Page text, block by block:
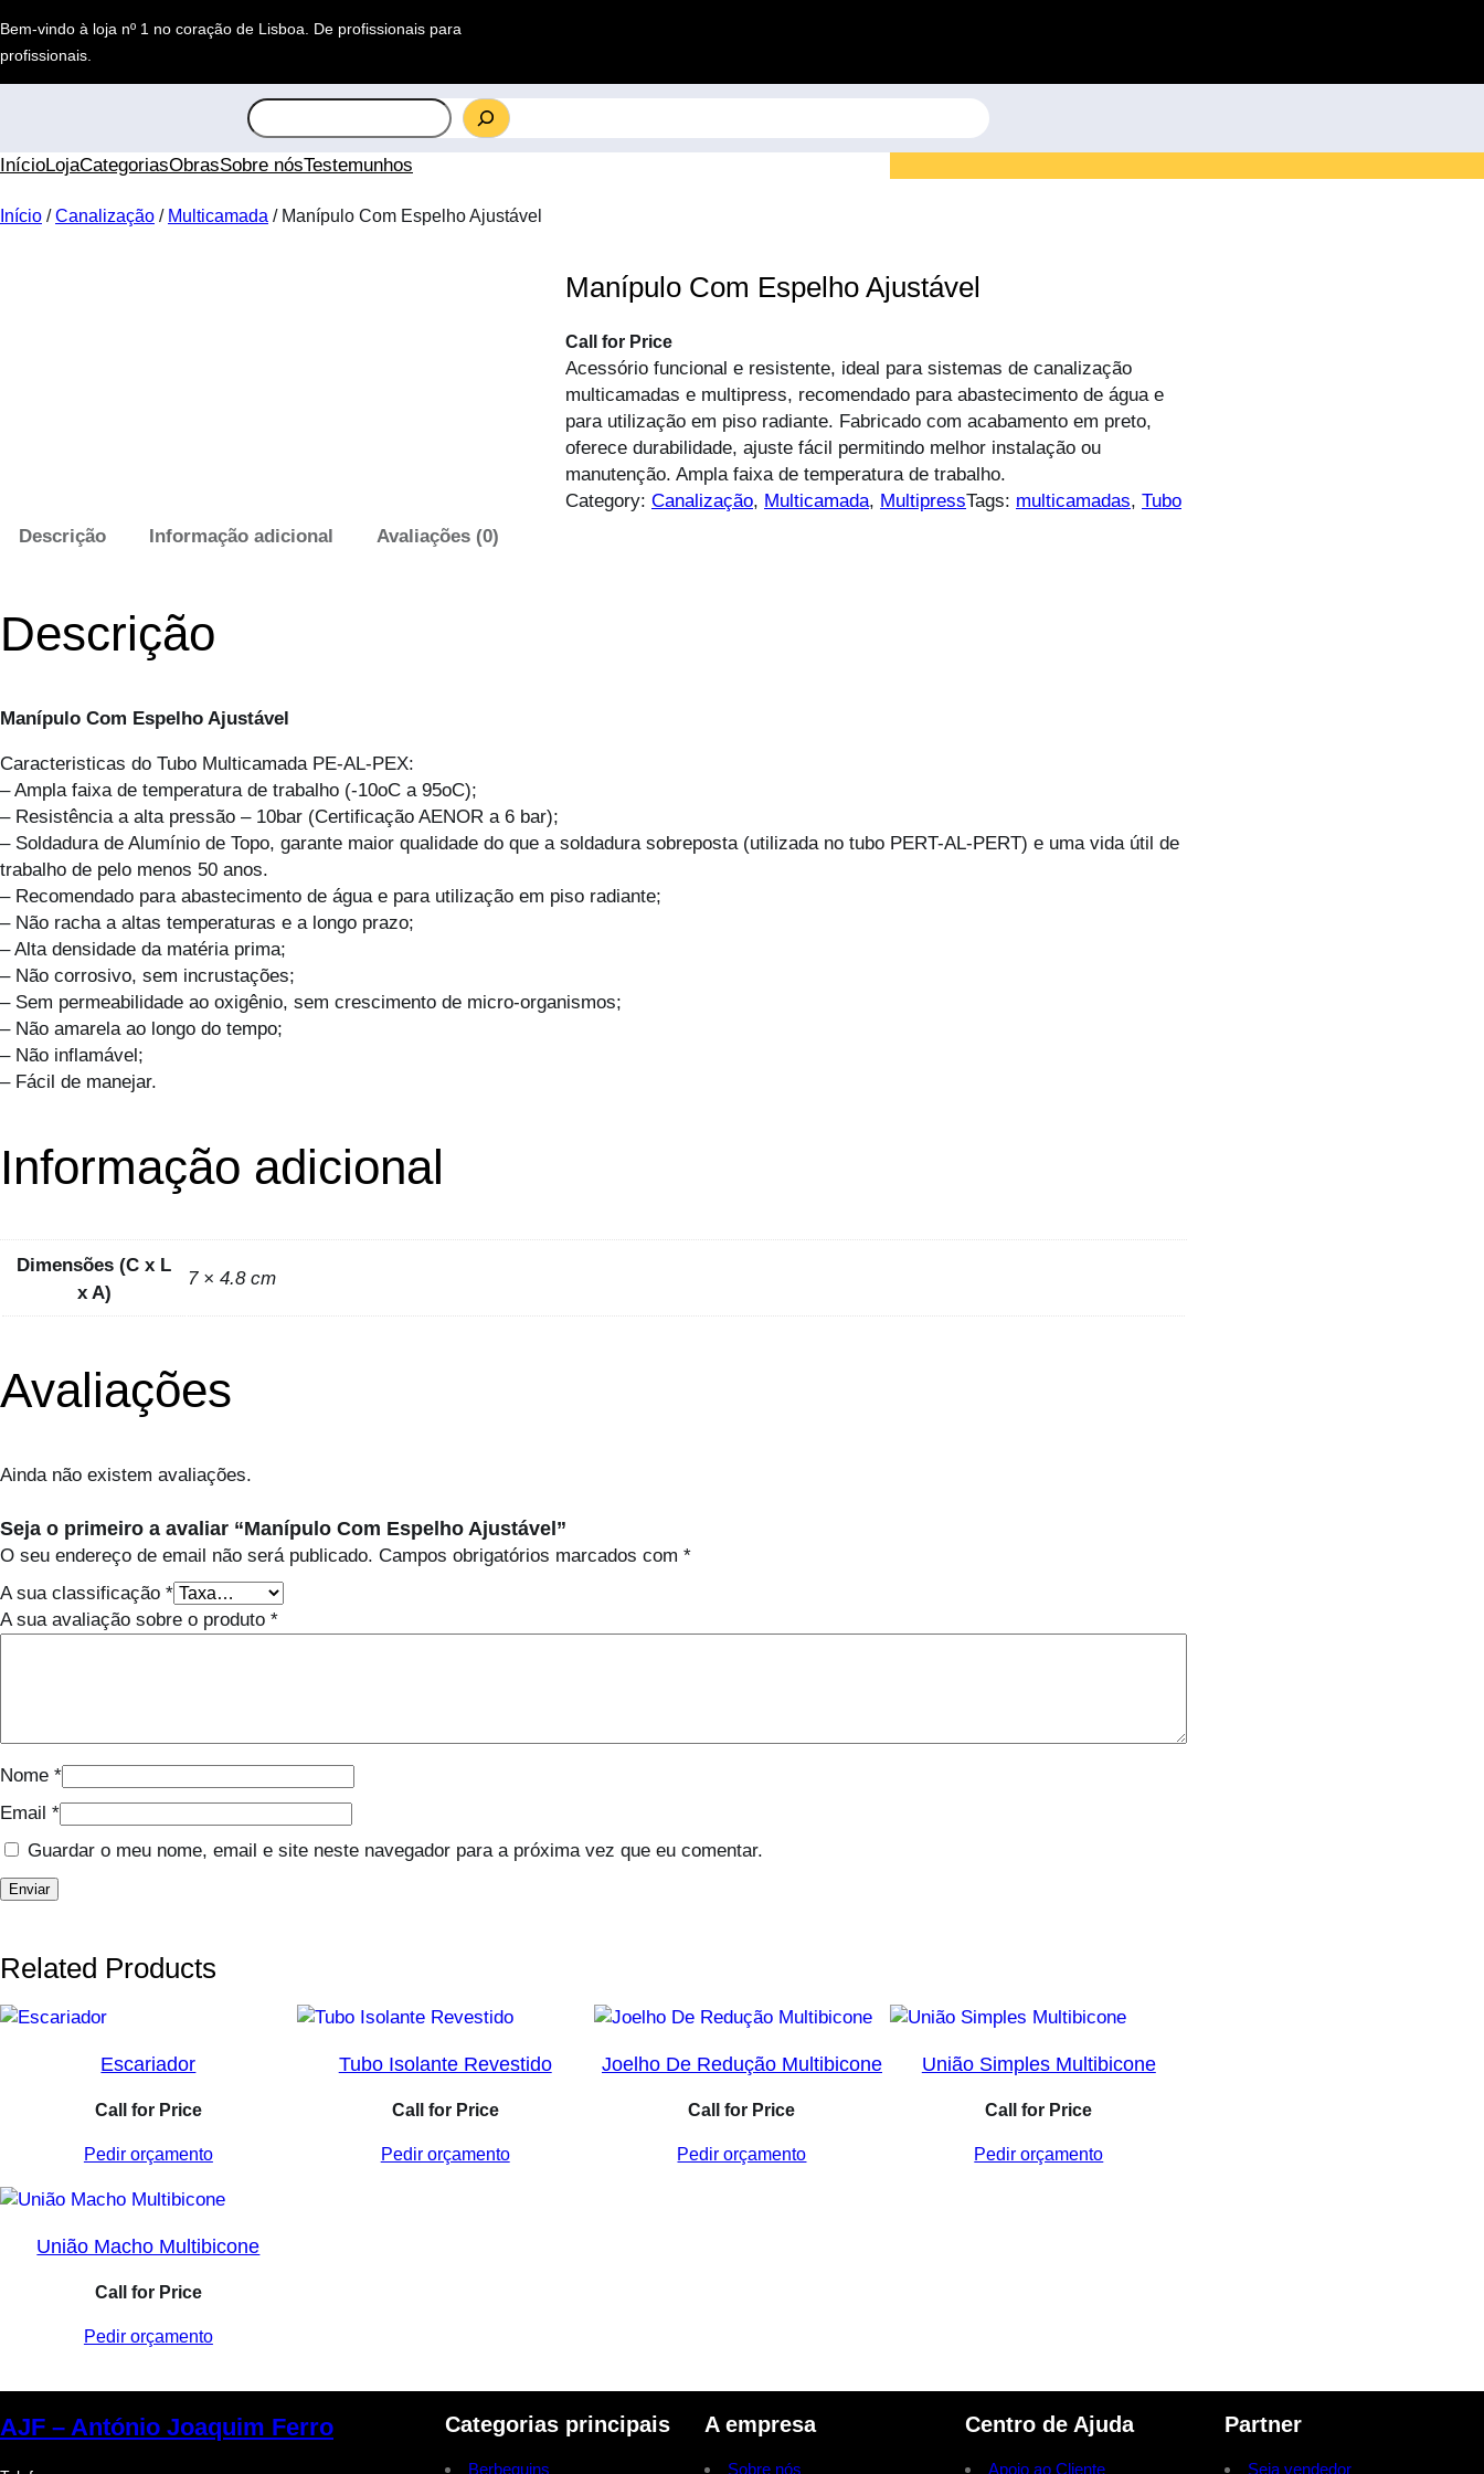
para
o
conteúdo
Bem-vindo à loja nº 1 no coração de Lisboa. De profissionais para
profissionais
S
e
a
c
InícioLojaCategoriasObrasSobre nósTestemunhos
Início /Canalização / Multicamada / Manípulo Com Espelho Ajustável
Manípulo Com Espelho Ajustável
Call for Price
Acessório funcional e resistente, ideal para sistemas de canalização
multicamadas e multipress, recomendado para abastecimento de água e
para utilização em piso radiante. Fabricado com acabamento em preto,
oferece durabilidade, ajuste fácil permitindo melhor instalação ou
manutenção. Ampla faixa de temperatura de trabalho.
Category: Canalização, Multicamada, MultipressTags: multicamadas, Tubo
Descrição
Informação adicional Avaliações (0)
Descrição
Manípulo Com Espelho Ajustável
Caracteristicas do Tubo Multicamada PE-AL-PEX:
– Ampla faixa de temperatura de trabalho (-10oC a 95oC);
– Resistência a alta pressão – 10bar (Certificação AENOR a 6 bar);
– Soldadura de Alumínio de Topo, garante maior qualidade do que a soldadura sobreposta (utilizada no tubo PERT-AL-PERT) e uma vida útil de
trabalho de pelo menos 50 anos.
– Recomendado para abastecimento de água e para utilização em piso radiante;
– Não racha a altas temperaturas e a longo prazo;
– Alta densidade da matéria prima;
– Não corrosivo, sem incrustações;
– Sem permeabilidade ao oxigênio, sem crescimento de micro-organismos;
– Não amarela ao longo do tempo;
– Não inflamável;
– Fácil de manejar.
Informação adicional
Dimensões (C x L
x A)
7 × 4.8 cm
Avaliações
Ainda não existem avaliações.
Seja o primeiro a avaliar “Manípulo Com Espelho Ajustável”
O seu endereço de email não será publicado. Campos obrigatórios marcados com *
A sua classificação *
A sua avaliação sobre o produto *
Nome *
Email *
Guardar o meu nome, email e site neste navegador para a próxima vez que eu comentar.
Related Products
Escariador
Call for Price
Pedir orçamento
Tubo Isolante Revestido
Call for Price
Pedir orçamento
Joelho De Redução Multibicone
Call for Price
Pedir orçamento
União Simples Multibicone
Call for Price
Pedir orçamento
União Macho Multibicone
Call for Price
Pedir orçamento
AJF – António Joaquim Ferro Categorias principais
Berbequins
A empresa
Sobre nós
Centro de Ajuda
Apoio ao Cliente
Partner
Seja vendedor